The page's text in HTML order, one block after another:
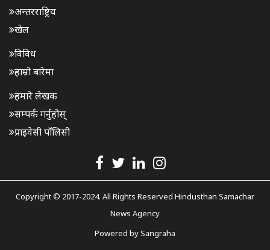
अन्तरराष्ट्रिय
खेल
विविध
हाम्रो बारेमा
हमारे लेखक
सम्पर्क गर्नुहोस्
प्राइवेसी पॉलिसी
Copyright © 2017-2024. All Rights Reserved Hindusthan Samachar
News Agency
Powered bySangraha